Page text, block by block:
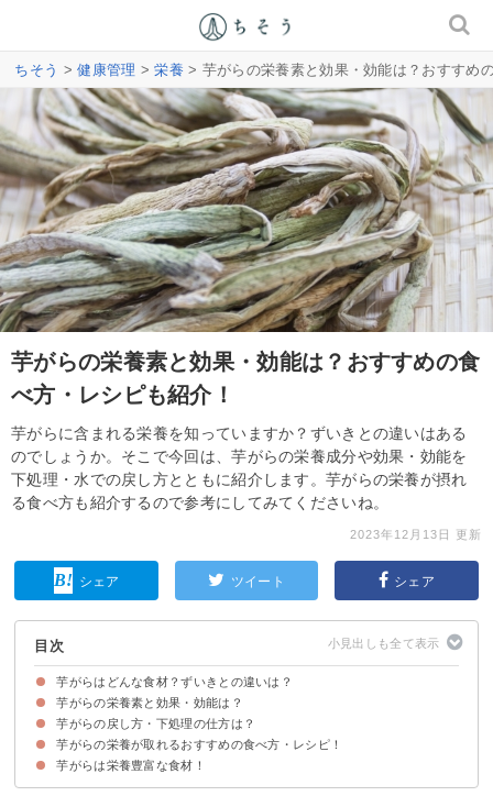
ちそう >健康管理 >栄養 > 芋がらの栄養素と効果・効能は？おすすめ
芋がらの栄養素と効果・効能は？おすすめの食
べ方・レシピも紹介！
芋がらに含まれる栄養を知っていますか？ずいきとの違いはある
のでしょうか。そこで今回は、芋がらの栄養成分や効果・効能を
下処理・水での戻し方とともに紹介します。芋がらの栄養が摂れ
る食べ方も紹介するので参考にしてみてくださいね。
2023年12月13日 更新
シェア ツイート シェア
目次
芋がらはどんな食材？ずいきとの違いは？
芋がらはずいきを乾燥させた食材
芋がらの栄養素と効果・効能は？
①食物繊維
②亜鉛
③カリウム
④ビタミンK
⑤アントシアニン
芋がらの戻し方・下処理の仕方は？
芋がらの栄養が取れるおすすめの食べ方・レシピ！
①芋がらの酢の物
②芋がらの味噌汁
③芋がらの炒め煮
芋がらは栄養豊富な食材！